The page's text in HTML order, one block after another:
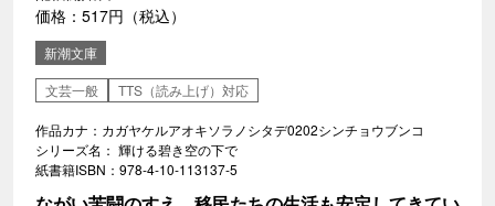
価格：517円（税込）
新潮文庫
文芸一般
TTS（読み上げ）対応
作品カナ：カガヤケルアオキソラノシタデ0202シンチョウブンコ
シリーズ名： 輝ける碧き空の下で
紙書籍ISBN：978-4-10-113137-5